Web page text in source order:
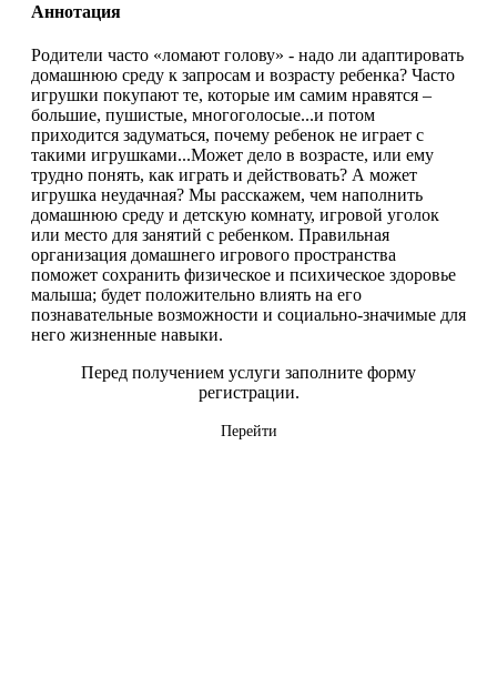
Аннотация
Родители часто «ломают голову» - надо ли адаптировать
домашнюю среду к запросам и возрасту ребенка? Часто
игрушки покупают те, которые им самим нравятся –
большие, пушистые, многоголосые...и потом
приходится задуматься, почему ребенок не играет с
такими игрушками...Может дело в возрасте, или ему
трудно понять, как играть и действовать? А может
игрушка неудачная? Мы расскажем, чем наполнить
домашнюю среду и детскую комнату, игровой уголок
или место для занятий с ребенком. Правильная
организация домашнего игрового пространства
поможет сохранить физическое и психическое здоровье
малыша; будет положительно влиять на его
познавательные возможности и социально-значимые для
него жизненные навыки.
Перед получением услуги заполните форму
регистрации.
Перейти